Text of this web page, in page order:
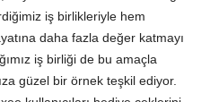
iş birlikleriyle hem
daha fazla değer katmayı
iş birliği de bu amaçla
güzel bir örnek teşkil ediyor.